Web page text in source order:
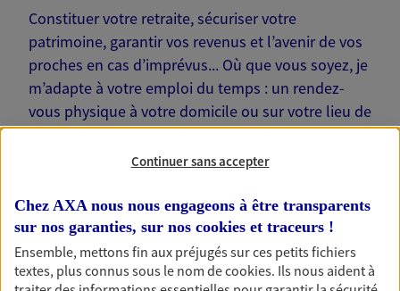
Constituer votre retraite, sécuriser votre
patrimoine, garantir vos revenus et l’avenir de vos
proches en cas d’imprévus... Où que vous soyez, je
m’adapte à votre emploi du temps : un rendez-
vous physique à votre domicile ou sur votre lieu de
travail… Je suis là pour échanger avec vous !
Nos offres phares
Continuer sans accepter
Chez AXA nous nous engageons à être transparents
sur nos garanties, sur nos cookies et traceurs !
Ensemble, mettons fin aux préjugés sur ces petits fichiers
textes, plus connus sous le nom decookies. Ils nous aident à